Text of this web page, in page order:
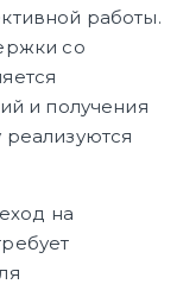
работы.
со
и получения
на